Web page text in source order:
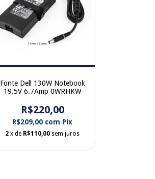
Fonte Dell 130W Notebook
19.5V 6.7Amp 0WRHKW
R$220,00
R$209,00 com Pix
2 x de R$110,00 sem juros